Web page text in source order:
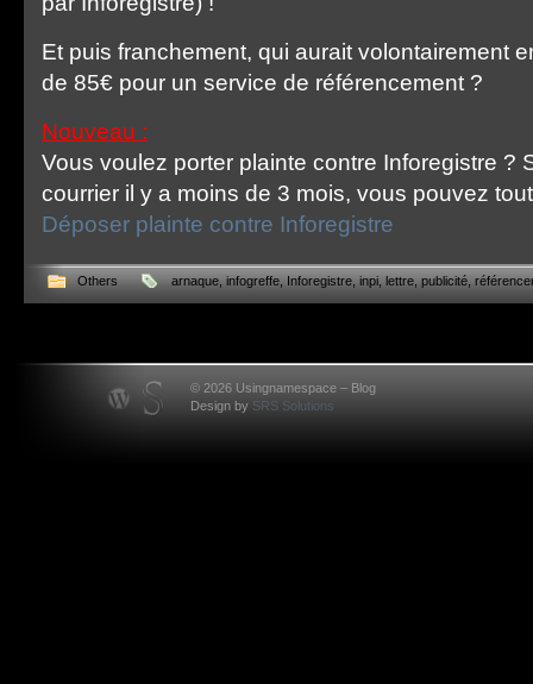
Et puis franchement, qui aurait volontairement
de 85€ pour un service de référencement ?
Nouveau :
Vous voulez porter plainte contre Inforegistre ?
courrier il y a moins de 3 mois, vous pouvez
Déposer plainte contre Inforegistre
Others arnaque infogreffe Inforegistre inpi lettre publicité
© 2026 Usingnamespace – Blog
Design by SRS Solutions